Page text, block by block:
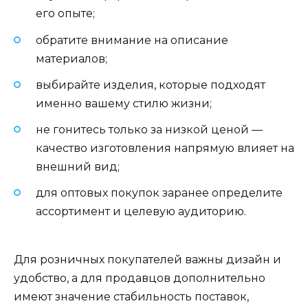
его опыте;
обратите внимание на описание
материалов;
выбирайте изделия, которые подходят
именно вашему стилю жизни;
не гонитесь только за низкой ценой —
качество изготовления напрямую влияет на
внешний вид;
для оптовых покупок заранее определите
ассортимент и целевую аудиторию.
Для розничных покупателей важны дизайн и
удобство, а для продавцов дополнительно
имеют значение стабильность поставок,